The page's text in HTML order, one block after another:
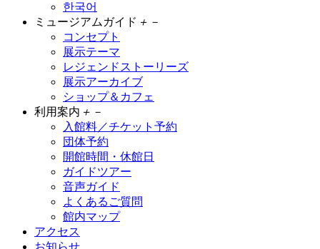
한국어
ミュージアムガイド ＋ －
コンセプト
展示テーマ
レジェンドストーリーズ
展示アーカイブ
ショップ＆カフェ
利用案内 ＋ －
入館料／チケット予約
団体予約
開館時間・休館日
ガイドツアー
音声ガイド
よくあるご質問
館内マップ
アクセス